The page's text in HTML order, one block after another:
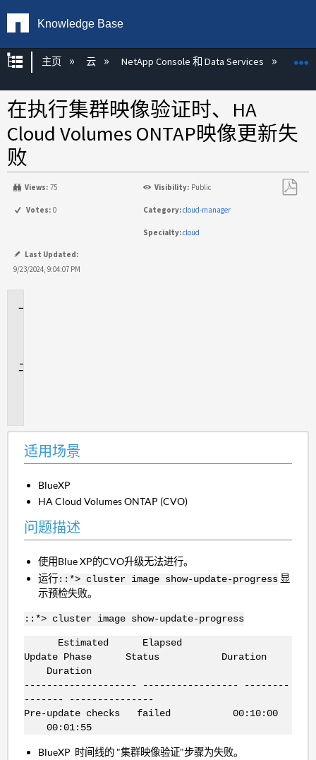
Knowledge Base
扩展/隐缩全局层次
主页 云 NetApp Console 和 Data Services
在执行集群映像验证时、HA
Cloud Volumes ONTAP映像更新失
败
Views: 75 Visibility: Public
Votes: 0 Category:cloud-manager
Specialty:cloud
Last Updated:
9/23/2024, 9:04:07 PM
适用场景
BlueXP
HA Cloud Volumes ONTAP (CVO)
问题描述
使用Blue XP的CVO升级无法进行。
运行::*> cluster image show-update-progress 显
示预检失败。
::*> cluster image show-update-progress
Estimated Elapsed
Update Phase Status Duration
Duration
-------------------- ----------------- --------
------- ---------------
Pre-update checks failed 00:10:00
00:01:55
BlueXP 时间线的 "集群映像验证"步骤为失败。